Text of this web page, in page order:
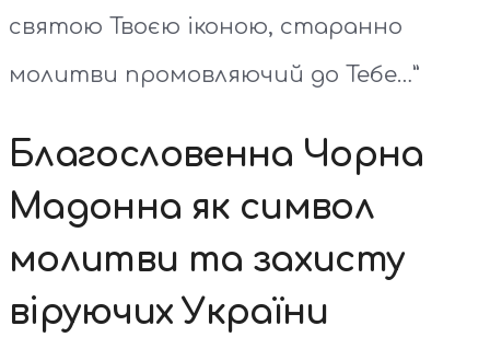
святою Твоєю іконою, старанно
молитви промовляючий до Тебе…”
Благословенна Чорна
Мадонна як символ
молитви та захисту
віруючих України